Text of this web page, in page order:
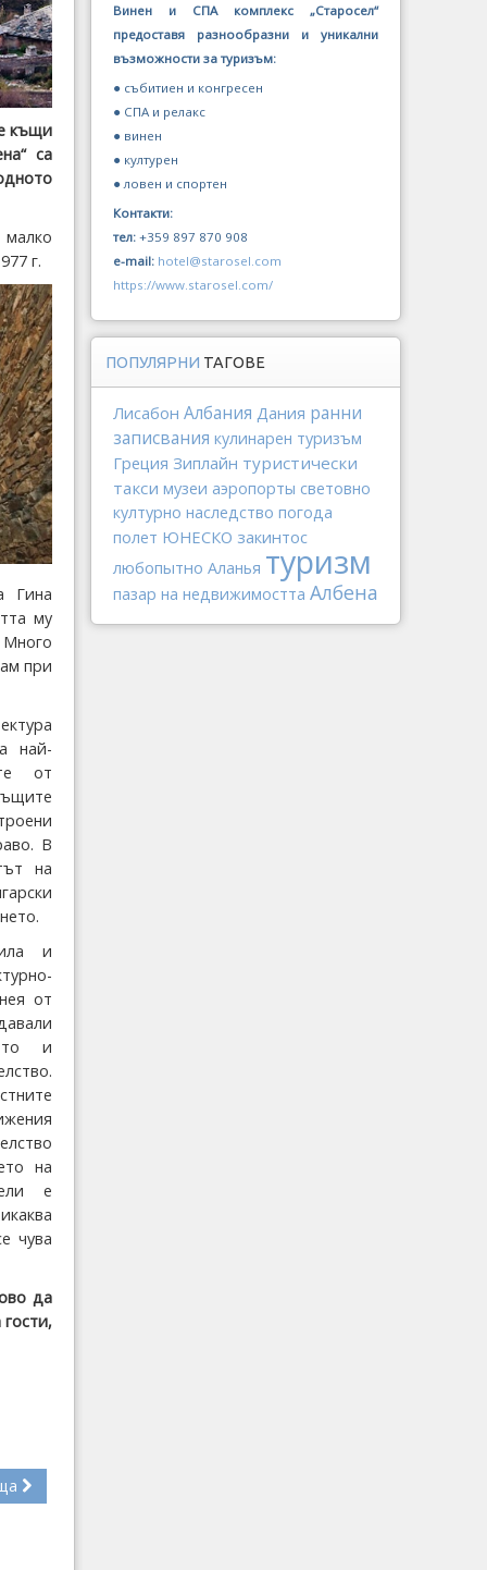
къщи
са
малко
г.
Гина
му
Много
при
най-
от
В
на
и
от
и
на
е
чува
да
Винен и СПА комплекс „Старосел“
предоставя разнообразни и уникални
възможности за туризъм:
● събитиен и конгресен
● СПА и релакс
● винен
● културен
● ловен и спортен
Контакти:
тел: +359 897 870 908
e-mail: hotel@starosel.com
https://www.starosel.com/
ПОПУЛЯРНИ ТАГОВЕ
Лисабон Албания Дания ранни
записвания кулинарен туризъм
Греция Зиплайн туристически
такси музеи аэропорты световно
културно наследство погода
полет ЮНЕСКО закинтос
любопытно Аланья туризм
пазар на недвижимостта Албена